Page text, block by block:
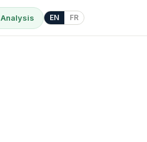
Analysis EN FR